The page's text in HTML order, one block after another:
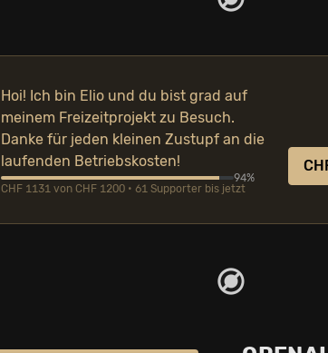
Hoi! Ich bin Elio und du bist grad auf
meinem Freizeitprojekt zu Besuch.
Danke für jeden kleinen Zustupf an die
laufenden Betriebskosten!
94%
CHF 1131 von CHF 1200 • 61 Supporter bis jetzt